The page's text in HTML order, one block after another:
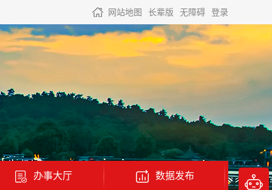
网站地图 长辈版 无障碍 登录
办事大厅 数据发布